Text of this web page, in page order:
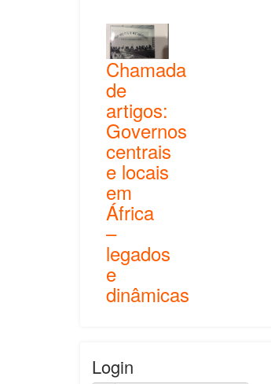
Chamada
de
artigos:
Governos
centrais
e locais
em
África
–
legados
e
dinâmicas
Login